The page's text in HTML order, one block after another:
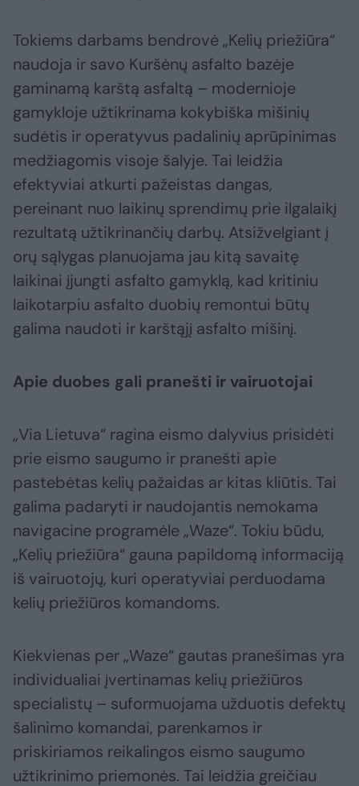
Tokiems darbams bendrovė „Kelių priežiūra“
naudoja ir savo Kuršėnų asfalto bazėje
gaminamą karštą asfaltą – modernioje
gamykloje užtikrinama kokybiška mišinių
sudėtis ir operatyvus padalinių aprūpinimas
medžiagomis visoje šalyje. Tai leidžia
efektyviai atkurti pažeistas dangas,
pereinant nuo laikinų sprendimų prie ilgalaikį
rezultatą užtikrinančių darbų. Atsižvelgiant į
orų sąlygas planuojama jau kitą savaitę
laikinai įjungti asfalto gamyklą, kad kritiniu
laikotarpiu asfalto duobių remontui būtų
galima naudoti ir karštąjį asfalto mišinį.
Apie duobes gali pranešti ir vairuotojai
„Via Lietuva“ ragina eismo dalyvius prisidėti
prie eismo saugumo ir pranešti apie
pastebėtas kelių pažaidas ar kitas kliūtis. Tai
galima padaryti ir naudojantis nemokama
navigacine programėle „Waze“. Tokiu būdu,
„Kelių priežiūra“ gauna papildomą informaciją
iš vairuotojų, kuri operatyviai perduodama
kelių priežiūros komandoms.
Kiekvienas per „Waze“ gautas pranešimas yra
individualiai įvertinamas kelių priežiūros
specialistų – suformuojama užduotis defektų
šalinimo komandai, parenkamos ir
priskiriamos reikalingos eismo saugumo
užtikrinimo priemonės. Tai leidžia greičiau